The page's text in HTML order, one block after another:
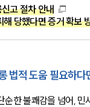
고 절차 안내
해 당했다면 증거 확보
법적 도움 필요하다
순한 불쾌감을 넘어, 민